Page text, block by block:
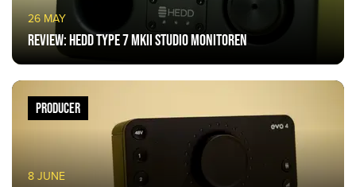
26 MAY
Review: HEDD Type 7 MKII studio monitoren
8 JUNE
PRODUCER